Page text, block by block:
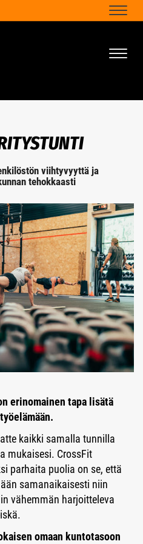
viihtyvyyttä ja
tehokkaasti
erinomainen tapa lisätä
kaikki samalla tunnilla
mukaisesi. CrossFit
parhaita puolia on se, että
samanaikaisesti niin
vähemmän harjoitteleva
omaan kuntotasoon